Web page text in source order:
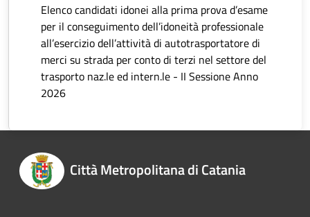
Elenco candidati idonei alla prima prova d’esame
per il conseguimento dell’idoneità professionale
all’esercizio dell’attività di autotrasportatore di
merci su strada per conto di terzi nel settore del
trasporto naz.le ed intern.le - II Sessione Anno
2026
Città Metropolitana di Catania